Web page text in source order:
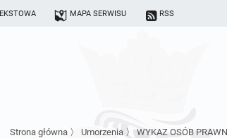
MAPA SERWISU RSS
Strona główna 〉 Umorzenia 〉 WYKAZ OSÓB